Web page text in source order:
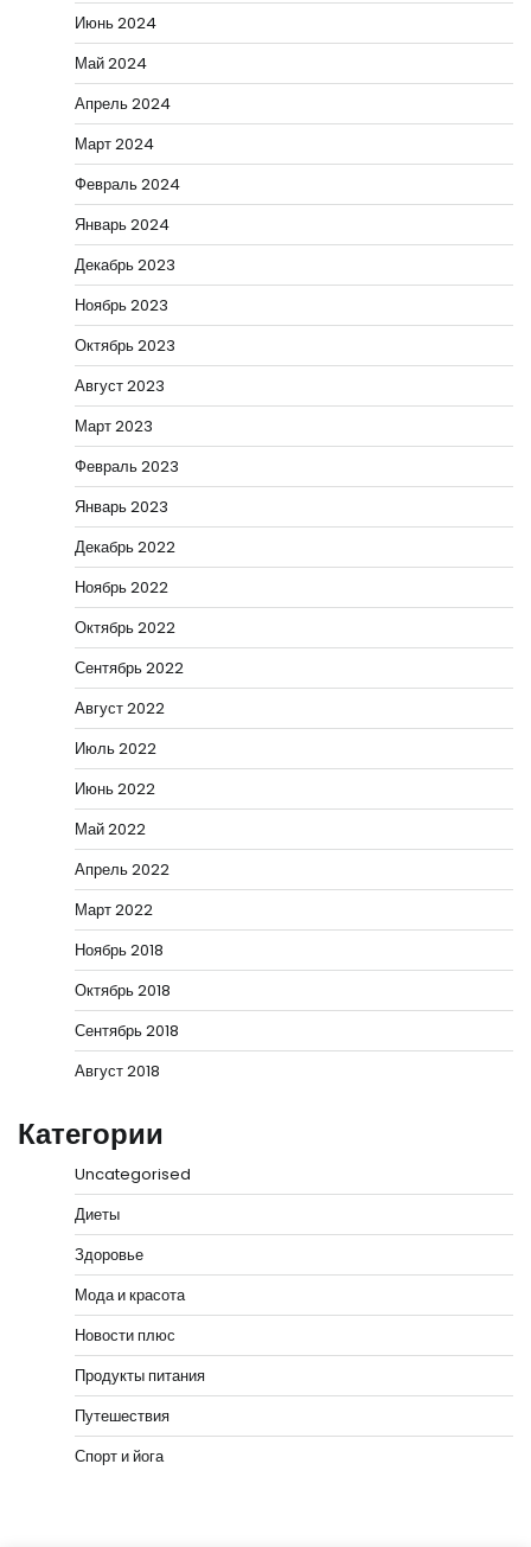
Июнь 2024
Май 2024
Апрель 2024
Март 2024
Февраль 2024
Январь 2024
Декабрь 2023
Ноябрь 2023
Октябрь 2023
Август 2023
Март 2023
Февраль 2023
Январь 2023
Декабрь 2022
Ноябрь 2022
Октябрь 2022
Сентябрь 2022
Август 2022
Июль 2022
Июнь 2022
Май 2022
Апрель 2022
Март 2022
Ноябрь 2018
Октябрь 2018
Сентябрь 2018
Август 2018
Категории
Uncategorised
Диеты
Здоровье
Мода и красота
Новости плюс
Продукты питания
Путешествия
Спорт и йога